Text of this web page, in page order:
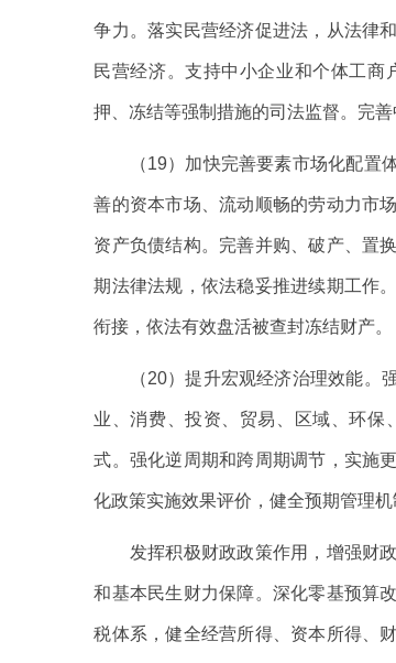
争力。落实民营经济促进法，从法律
民营经济。支持中小企业和个体工
押、冻结等强制措施的司法监督。完
（19）加快完善要素市场化配置体
善的资本市场、流动顺畅的劳动力市
资产负债结构。完善并购、破产、置
期法律法规，依法稳妥推进续期工作
衔接，依法有效盘活被查封冻结财产。
（20）提升宏观经济治理效能。强
业、消费、投资、贸易、区域、环保
式。强化逆周期和跨周期调节，实施
化政策实施效果评价，健全预期管理
发挥积极财政政策作用，增强财政
和基本民生财力保障。深化零基预算
税体系，健全经营所得、资本所得、